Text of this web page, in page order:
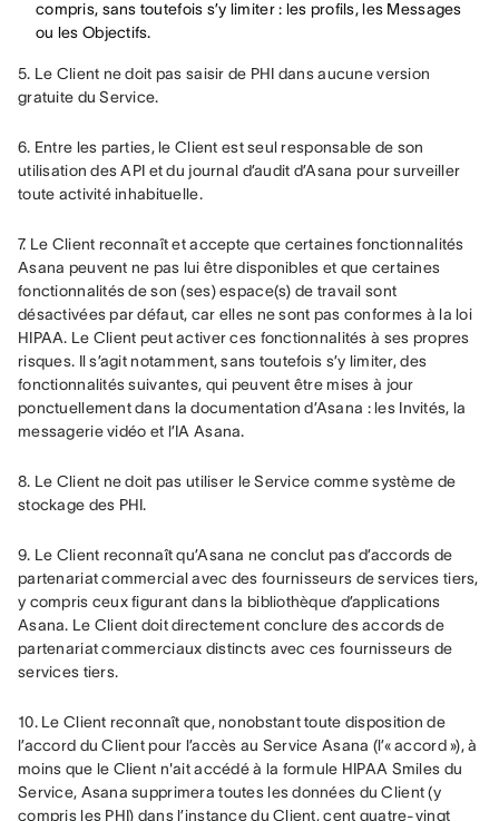
compris, sans toutefois s’y limiter : les profils, les Messages
ou les Objectifs.
5. Le Client ne doit pas saisir de PHI dans aucune version
gratuite du Service.
6. Entre les parties, le Client est seul responsable de son
utilisation des API et du journal d’audit d’Asana pour surveiller
toute activité inhabituelle.
7. Le Client reconnaît et accepte que certaines fonctionnalités
Asana peuvent ne pas lui être disponibles et que certaines
fonctionnalités de son (ses) espace(s) de travail sont
désactivées par défaut, car elles ne sont pas conformes à la loi
HIPAA. Le Client peut activer ces fonctionnalités à ses propres
risques. Il s’agit notamment, sans toutefois s’y limiter, des
fonctionnalités suivantes, qui peuvent être mises à jour
ponctuellement dans la documentation d’Asana : les Invités, la
messagerie vidéo et l’IA Asana.
8. Le Client ne doit pas utiliser le Service comme système de
stockage des PHI.
9. Le Client reconnaît qu’Asana ne conclut pas d’accords de
partenariat commercial avec des fournisseurs de services tiers,
y compris ceux figurant dans la bibliothèque d’applications
Asana. Le Client doit directement conclure des accords de
partenariat commerciaux distincts avec ces fournisseurs de
services tiers.
10. Le Client reconnaît que, nonobstant toute disposition de
l’accord du Client pour l’accès au Service Asana (l’« accord »), à
moins que le Client n'ait accédé à la formule HIPAA Smiles du
Service, Asana supprimera toutes les données du Client (y
compris les PHI) dans l’instance du Client, cent quatre-vingt